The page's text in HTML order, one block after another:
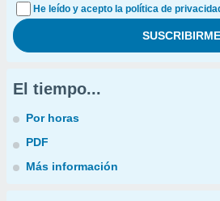
He leído y acepto la política de
El tiempo...
Por horas
PDF
Más información